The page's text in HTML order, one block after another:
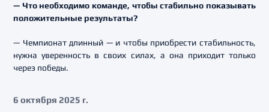
— Что необходимо команде, чтобы стабильно показывать
положительные результаты?
— Чемпионат длинный — и чтобы приобрести стабильность,
нужна уверенность в своих силах, а она приходит только
через победы.
6 октября 2025 г.